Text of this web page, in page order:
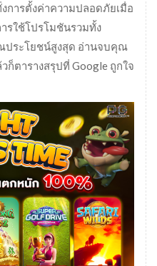
การตั้งค่าความปลอดภัยเมื่อ
รใช้โปรโมชันรวมทั้ง
ประโยชน์สูงสุด อ่านจบคุณ
ตารางสรุปที่ Google ถูกใจ